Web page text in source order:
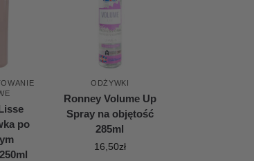
po
ODŻYWKI
Ronney Volume Up
Spray na objętość
285ml
16,50zł